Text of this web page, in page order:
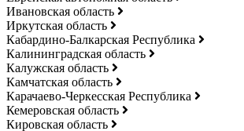
Ивановская область
Иркутская область
Кабардино-Балкарская Республика
Калининградская область
Калужская область
Камчатская область
Карачаево-Черкесская Республика
Кемеровская область
Кировская область